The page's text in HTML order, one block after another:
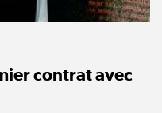
contrat avec